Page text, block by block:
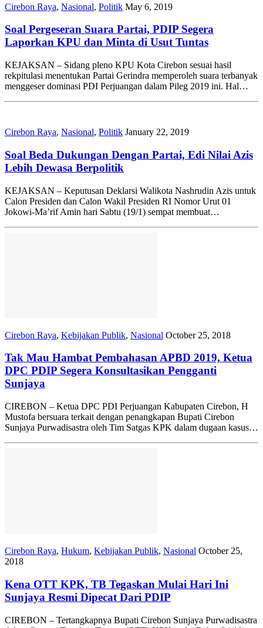
Cirebon Raya, Nasional, Politik May 6, 2019
Soal Pergeseran Suara Partai, PDIP Segera
Laporkan KPU dan Minta di Usut Tuntas
KEJAKSAN – Sidang pleno KPU Kota Cirebon sesuai hasil
rekpitulasi menentukan Partai Gerindra memperoleh suara terbanyak
menggeser dominasi PDI Perjuangan dalam Pileg 2019 ini. Hal…
Cirebon Raya, Nasional, Politik January 22, 2019
Soal Beda Dukungan Dengan Partai, Edi Nilai Azis
Lebih Dewasa Berpolitik
KEJAKSAN – Keputusan Deklarsi Walikota Nashrudin Azis untuk
Calon Presiden dan Calon Wakil Presiden RI Nomor Urut 01
Jokowi-Ma’rif Amin hari Sabtu (19/1) sempat membuat…
Cirebon Raya, Kebijakan Publik, Nasional October 25, 2018
Tak Mau Hambat Pembahasan APBD 2019, Ketua
DPC PDIP Segera Konsultasikan Pengganti
Sunjaya
CIREBON – Ketua DPC PDI Perjuangan Kabupaten Cirebon, H
Mustofa bersuara terkait dengan penangkapan Bupati Cirebon
Sunjaya Purwadisastra oleh Tim Satgas KPK dalam dugaan kasus…
Cirebon Raya, Hukum, Kebijakan Publik, Nasional October 25,
2018
Kena OTT KPK, TB Tegaskan Mulai Hari Ini
Sunjaya Resmi Dipecat Dari PDIP
CIREBON – Tertangkapnya Bupati Cirebon Sunjaya Purwadisastra